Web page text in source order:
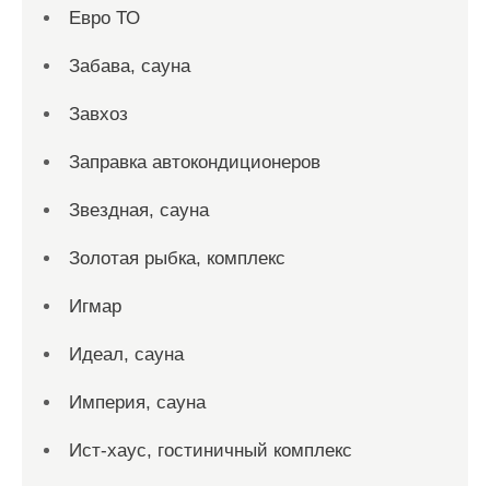
Евро ТО
Забава, сауна
Завхоз
Заправка автокондиционеров
Звездная, сауна
Золотая рыбка, комплекс
Игмар
Идеал, сауна
Империя, сауна
Ист-хаус, гостиничный комплекс